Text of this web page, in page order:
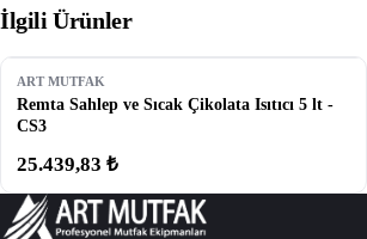
İlgili Ürünler
ART MUTFAK
Remta Sahlep ve Sıcak Çikolata Isıtıcı 5 lt -
CS3
25.439,83 ₺